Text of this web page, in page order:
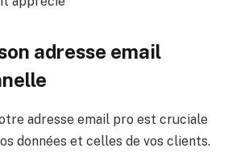
adresse email
adresse email pro est cruciale
données et celles de vos clients.